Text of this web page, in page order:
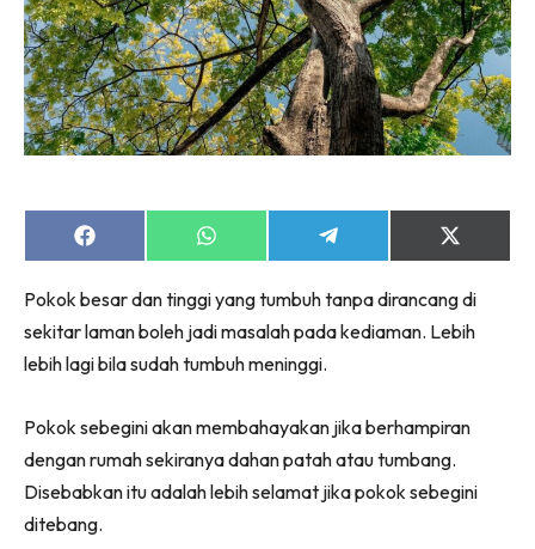
Dapur
Ruang Makan
Make Over
Bilik Air
Bilik Tidur
Ruang Makan
Ruang Tamu
Menarik Lagi
Casa Impiana
Impiana Makeover
Destinasi
Hotel
Kafe
Share
on
Share
on
Share
on
Share
on
(Twitter)
Pokok besar dan tinggi yang tumbuh tanpa dirancang di
sekitar laman boleh jadi masalah pada kediaman. Lebih
lebih lagi bila sudah tumbuh meninggi.
Pokok sebegini akan membahayakan jika berhampiran
dengan rumah sekiranya dahan patah atau tumbang.
Disebabkan itu adalah lebih selamat jika pokok sebegini
ditebang.